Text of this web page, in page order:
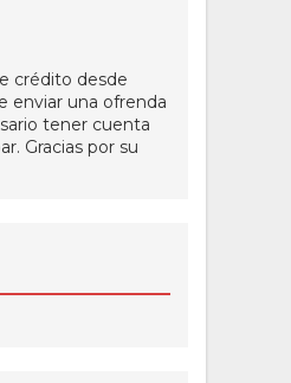
crédito desde
enviar una ofrenda
tener cuenta
Gracias por su